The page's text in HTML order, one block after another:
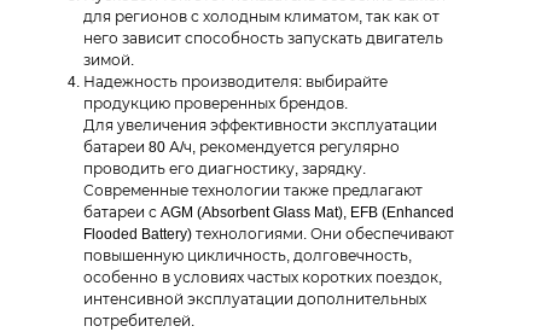
для регионов с холодным климатом, так как от
него зависит способность запускать двигатель
зимой.
Надежность производителя: выбирайте
продукцию проверенных брендов.
Для увеличения эффективности эксплуатации
батареи 80 А/ч, рекомендуется регулярно
проводить его диагностику, зарядку.
Современные технологии также предлагают
батареи с AGM (Absorbent Glass Mat), EFB (Enhanced
Flooded Battery) технологиями. Они обеспечивают
повышенную цикличность, долговечность,
особенно в условиях частых коротких поездок,
интенсивной эксплуатации дополнительных
потребителей.